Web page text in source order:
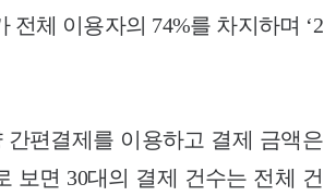
전체 이용자의 74%를 차지하며 ‘2
편결제를 이용하고 결제 금액은
보면 30대의 결제 건수는 전체 건